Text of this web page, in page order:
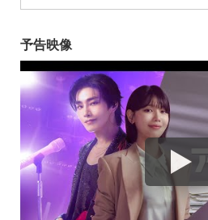
予告映像